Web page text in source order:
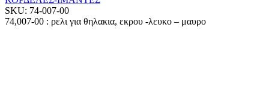
SKU: 74-007-00
74,007-00 : ρελι για θηλακια, εκρου -λευκο – μαυρο